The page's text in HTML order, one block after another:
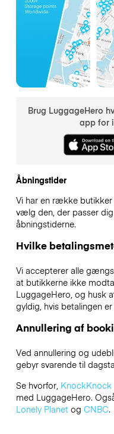
Brug LuggageHero
app for
Åbningstider
Vi har en række
vælg den, der passer
åbningstiderne.
Hvilke
Vi accepterer alle
at butikkerne ikke
LuggageHero, og husk
gyldig, hvis betalingen
Annullering af
Ved annullering og
gebyr svarende til
Se hvorfor, KnockKnock
med LuggageHero.
Lonely Planetog CNBC.